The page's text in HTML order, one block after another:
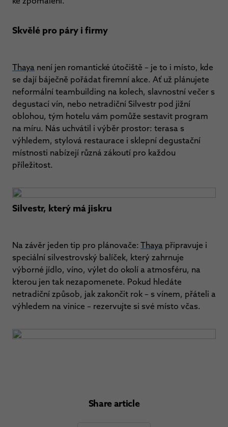
Skvělé pro páry i firmy
Thaya není jen romantické útočiště – je to i místo, kde
se dají báječně pořádat firemní akce. Ať už plánujete
neformální teambuilding na kolech, slavnostní večer s
degustací vín, nebo netradiční Silvestr pod jižní
oblohou, tým hotelu vám pomůže sestavit program
na míru. Nás uchvátil i výběr prostor: terasa s
výhledem, stylová restaurace i sklepní degustační
místnosti nabízejí různá zákoutí pro každou
příležitost.
Silvestr, který má jiskru
Na závěr jeden tip pro plánovače: Thaya připravuje i
speciální silvestrovský balíček, který zahrnuje
výborné jídlo, víno, výlet do okolí a atmosféru, na
kterou jen tak nezapomenete. Pokud hledáte
netradiční způsob, jak zakončit rok – s vínem, přáteli a
výhledem na vinice – rezervujte si své místo včas.
Share article